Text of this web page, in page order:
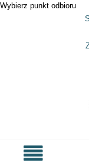
Wybierz punkt odbioru